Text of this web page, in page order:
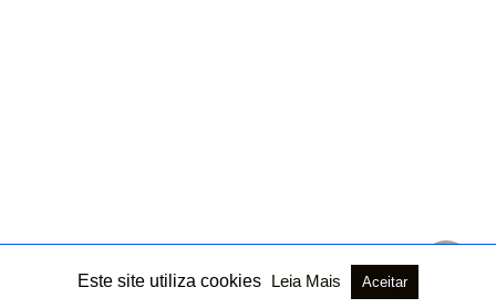
Este site utiliza cookies Leia Mais Aceitar